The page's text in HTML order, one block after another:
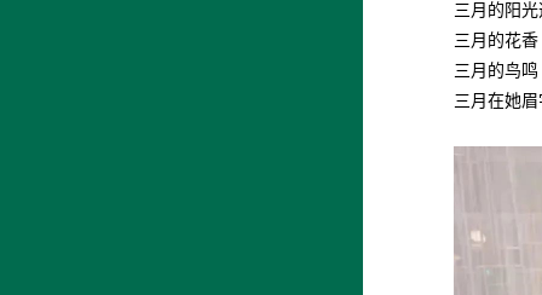
三月的阳
三月的花香
三月的鸟鸣
三月在她